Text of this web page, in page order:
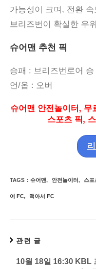
가능성이 크며 , 전환
브리즈번이 확실한 우
슈어맨 추천 픽
승패 : 브리즈번로어 승
언/옵 : 오버
슈어맨 안전놀이터 , 무
스포츠 픽,
TAGS : 슈어맨, 안전놀이터, 스포
어 FC, 맥아서 FC
관련 글
10월 18일 16:30 KBL